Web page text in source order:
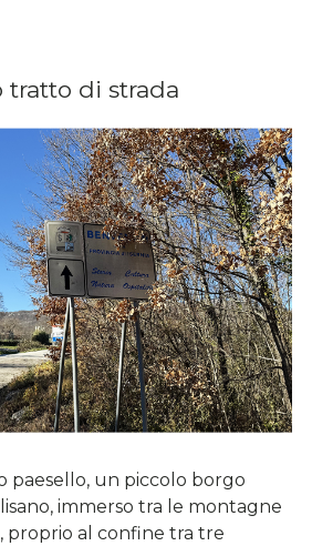
tratto di strada
paesello, un piccolo borgo
immerso tra le montagne
proprio al confine tra tre